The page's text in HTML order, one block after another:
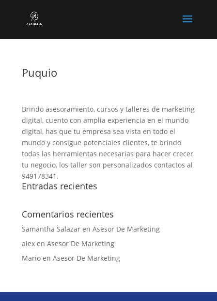
Puquio
Brindo asesoramiento, cursos y talleres de marketing
digital, cuento con amplia experiencia en el mundo
digital, has que tu empresa sea vista en todo el
mundo y consigue potenciales clientes, te brindo
todas las herramientas necesarias para hacer crecer
tu negocio, los taller son personalizados contactos al
949178341.
Entradas recientes
Comentarios recientes
Samantha Salazaren Asesor De Marketing
alexen Asesor De Marketing
Marioen Asesor De Marketing